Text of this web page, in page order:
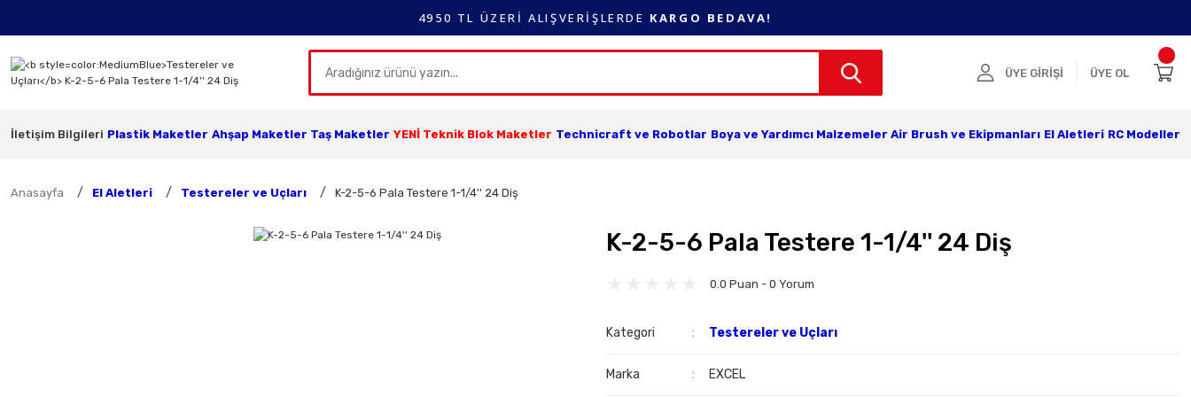
4950 TL ÜZERİ ALIŞVERİŞLERDE KARGO BEDAVA!
ÜYE GİRİŞİ ÜYE OL
İletişim Bilgileri Plastik Maketler Ahşap Maketler Taş Maketler YENİ Teknik Blok Maketler Technicraft ve Robotlar Boya ve Yardımcı Malzemeler Air Brush ve Ekipmanları El Aletleri RC Modeller
Anasayfa El Aletleri Testereler ve Uçları K-2-5-6 Pala Testere 1-1/4'' 24 Diş
K-2-5-6 Pala Testere 1-1/4'' 24 Diş
0.0 Puan - 0 Yorum
Kategori Testereler ve Uçları
Marka EXCEL